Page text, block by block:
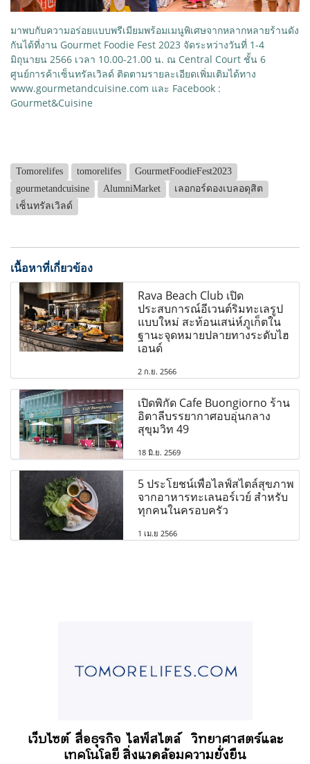
มาพบกับความอร่อยแบบพรีเมียมพร้อมเมนูพิเศษจากหลากหลายร้านดัง
กันได้ที่งาน Gourmet Foodie Fest 2023 จัดระหว่างวันที่ 1-4
มิถุนายน 2566 เวลา 10.00-21.00 น. ณ Central Court ชั้น 6
ศูนย์การค้าเซ็นทรัลเวิลด์ ติดตามรายละเอียดเพิ่มเติมได้ทาง
www.gourmetandcuisine.com และ Facebook :
Gourmet&Cuisine
Tomorelifes tomorelifes
GourmetFoodieFest2023
gourmetandcuisine
AlumniMarket
เลอกอร์ดองเบลอดุสิต
เซ็นทรัลเวิลด์
เนื้อหาที่เกี่ยวข้อง
Rava Beach Club เปิด
ประสบการณ์อีเวนต์ริมทะเลรูป
แบบใหม่ สะท้อนเสน่ห์ภูเก็ตใน
ฐานะจุดหมายปลายทางระดับไฮ
เอนด์
2 ก.ย. 2566
เปิดพิกัด Cafe Buongiorno ร้าน
อิตาลีบรรยากาศอบอุ่นกลาง
สุขุมวิท 49
18 มิ.ย. 2569
5 ประโยชน์เพื่อไลฟ์สไตล์สุขภาพ
จากอาหารทะเลนอร์เวย์ สำหรับ
ทุกคนในครอบครัว
1 เม.ย 2566
เว็บไซต์ สื่อธุรกิจไลฟ์สไตล์ วิทยาศาสตร์และ
เทคโนโลยี สิ่งแวดล้อมความยั่งยืน